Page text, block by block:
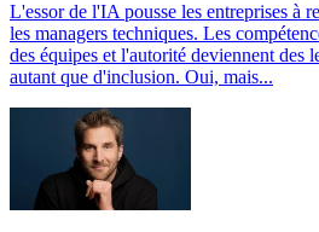
L'essor de l'IA pousse les entreprises à
les managers techniques. Les
des équipes et l'autorité deviennent des
autant que d'inclusion. Oui, mais...